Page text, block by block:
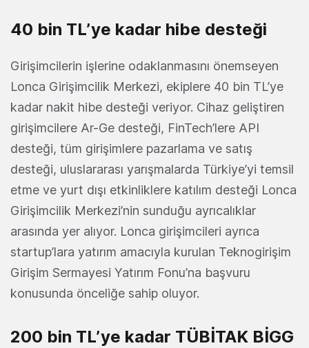
40 bin TL’ye kadar hibe desteği
Girişimcilerin işlerine odaklanmasını önemseyen
Lonca Girişimcilik Merkezi, ekiplere 40 bin TL’ye
kadar nakit hibe desteği veriyor. Cihaz geliştiren
girişimcilere Ar-Ge desteği, FinTech’lere API
desteği, tüm girişimlere pazarlama ve satış
desteği, uluslararası yarışmalarda Türkiye’yi temsil
etme ve yurt dışı etkinliklere katılım desteği Lonca
Girişimcilik Merkezi’nin sunduğu ayrıcalıklar
arasında yer alıyor. Lonca girişimcileri ayrıca
startup’lara yatırım amacıyla kurulan Teknogirişim
Girişim Sermayesi Yatırım Fonu’na başvuru
konusunda önceliğe sahip oluyor.
200 bin TL’ye kadar TÜBİTAK BİGG